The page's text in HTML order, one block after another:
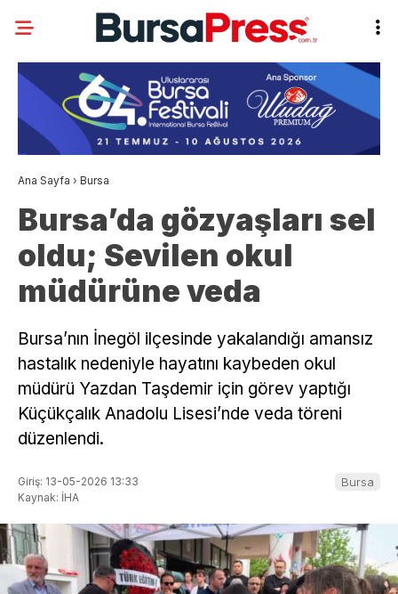
Ana Sayfa › Bursa
Bursa’da gözyaşları sel
oldu; Sevilen okul
müdürüne veda
Bursa’nın İnegöl ilçesinde yakalandığı amansız
hastalık nedeniyle hayatını kaybeden okul
müdürü Yazdan Taşdemir için görev yaptığı
Küçükçalık Anadolu Lisesi’nde veda töreni
düzenlendi.
Giriş: 13-05-2026 13:33
Kaynak: İHA
Bursa